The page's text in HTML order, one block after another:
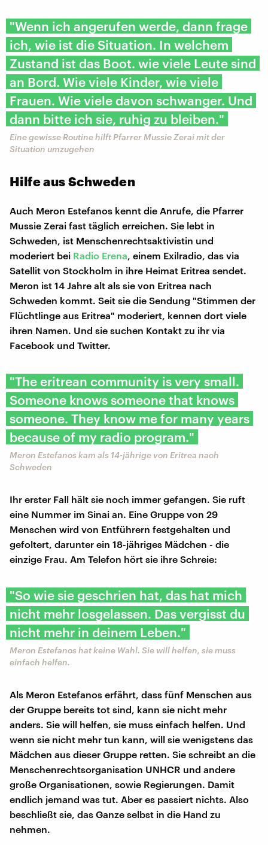
"Wenn ich angerufen werde, dann frage
ich, wie ist die Situation. In welchem
Zustand ist das Boot. wie viele Leute sind
an Bord. Wie viele Kinder, wie viele
Frauen. Wie viele davon schwanger. Und
dann bitte ich sie, ruhig zu bleiben."
Eine gewisse Routine hilft Pfarrer Mussie Zerai mit der
Situation umzugehen
Hilfe aus Schweden
Auch Meron Estefanos kennt die Anrufe, die Pfarrer
Mussie Zerai fast täglich erreichen. Sie lebt in
Schweden, ist Menschenrechtsaktivistin und
moderiert bei Radio Erena , einem Exilradio, das via
Satellit von Stockholm in ihre Heimat Eritrea sendet.
Meron ist 14 Jahre alt als sie von Eritrea nach
Schweden kommt. Seit sie die Sendung "Stimmen der
Flüchtlinge aus Eritrea" moderiert, kennen dort viele
ihren Namen. Und sie suchen Kontakt zu ihr via
Facebook und Twitter.
"The eritrean community is very small.
Someone knows someone that knows
someone. They know me for many years
because of my radio program."
Meron Estefanos kam als 14-jährige von Eritrea nach
Schweden
Ihr erster Fall hält sie noch immer gefangen. Sie ruft
eine Nummer im Sinai an. Eine Gruppe von 29
Menschen wird von Entführern festgehalten und
gefoltert, darunter ein 18-jähriges Mädchen - die
einzige Frau. Am Telefon hört sie ihre Schreie:
"So wie sie geschrien hat, das hat mich
nicht mehr losgelassen. Das vergisst du
nicht mehr in deinem Leben."
Meron Estefanos hat keine Wahl. Sie will helfen, sie muss
einfach helfen.
Als Meron Estefanos erfährt, dass fünf Menschen aus
der Gruppe bereits tot sind, kann sie nicht mehr
anders. Sie will helfen, sie muss einfach helfen. Und
wenn sie nicht mehr tun kann, will sie wenigstens das
Mädchen aus dieser Gruppe retten. Sie schreibt an die
Menschenrechtsorganisation UNHCR und andere
große Organisationen, sowie Regierungen. Damit
endlich jemand was tut. Aber es passiert nichts. Also
beschließt sie, das Ganze selbst in die Hand zu
nehmen.